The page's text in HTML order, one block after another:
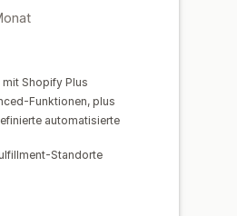
mit Shopify Plus
Funktionen, plus
automatisierte
Standorte